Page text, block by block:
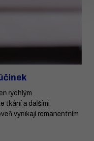
rychlým
tkání a dalšími
vynikají remanentním